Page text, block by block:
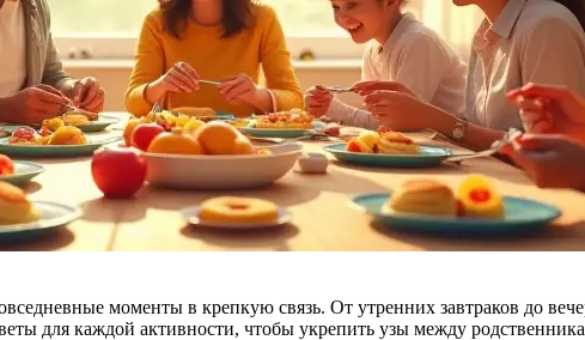
моменты в крепкую связь. От утренних завтраков до
для каждой активности, чтобы укрепить узы между